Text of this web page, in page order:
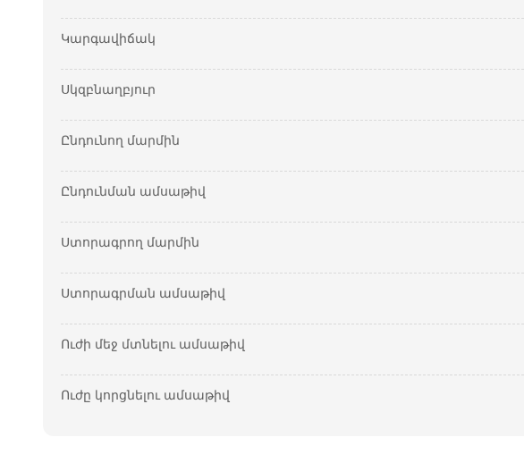
Կարգավիճակ
Սկզբնաղբյուր
Ընդունող մարմին
Ընդունման ամսաթիվ
Ստորագրող մարմին
Ստորագրման ամսաթիվ
Ուժի մեջ մտնելու ամսաթիվ
Ուժը կորցնելու ամսաթիվ